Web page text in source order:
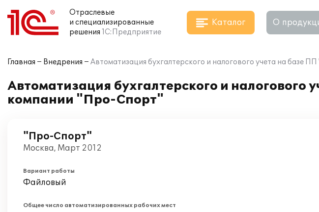
Отраслевые
и специализированные
решения 1С:Предприятие
Каталог О
Главная Внедрения Автоматизация бухгалтерского и налогового учета на базе
Автоматизация бухгалтерского и налогового
компании "Про-Спорт"
"Про-Спорт"
Москва, Март 2012
Вариант работы
Файловый
Общее число автоматизированных рабочих мест